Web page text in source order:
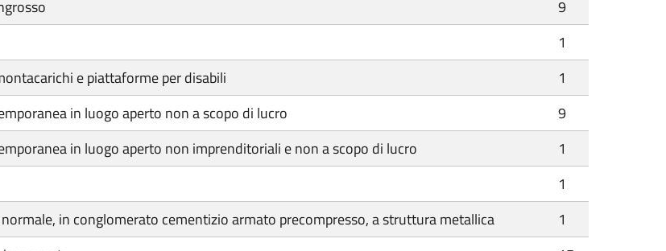
9
1
e piattaforme per disabili
1
in luogo aperto non a scopo di lucro
9
in luogo aperto non imprenditoriali e non a scopo di lucro
1
1
in conglomerato cementizio armato precompresso, a struttura metallica
1